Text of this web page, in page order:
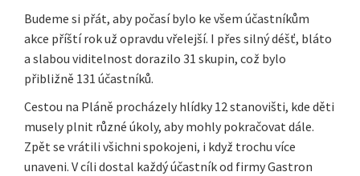
Budeme si přát, aby počasí bylo ke všem účastníkům
akce příští rok už opravdu vřelejší. I přes silný déšť, bláto
a slabou viditelnost dorazilo 31 skupin, což bylo
přibližně 131 účastníků.
Cestou na Pláně procházely hlídky 12 stanovišti, kde děti
musely plnit různé úkoly, aby mohly pokračovat dále.
Zpět se vrátili všichni spokojeni, i když trochu více
unaveni. V cíli dostal každý účastník od firmy Gastron